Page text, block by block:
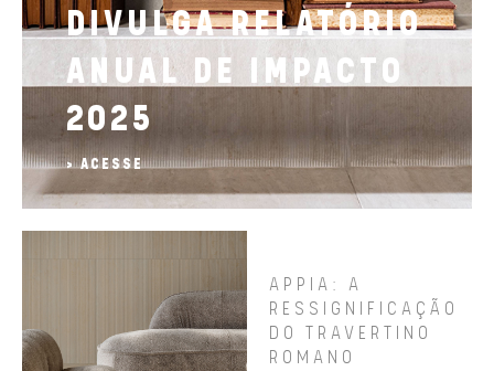
APPIA: A
RESSIGNIFICAÇÃO
DO TRAVERTINO
ROMANO
DIVULGA RELATÓRIO
ANUAL DE IMPACTO
2025
> ACESSE